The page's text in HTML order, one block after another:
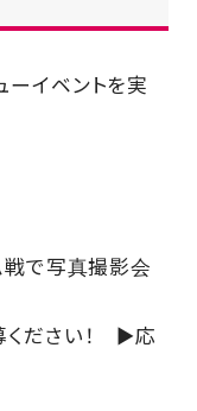
ーイベントを実
戦で写真撮影会
ください！ ▶応